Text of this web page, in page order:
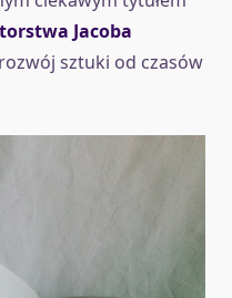
Jacoba
sztuki od czasów